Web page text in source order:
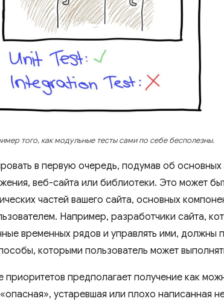
того, как модульные тесты сами по себе бесполезны.
в первую очередь, подумав об основных
веб-сайта или библиотеки. Это может
частей вашего сайта, основных
Например, разработчики сайта,
временных рядов и управлять ими, должны
которыми пользователь может
предполагает получение как
устаревшая или плохо написанная